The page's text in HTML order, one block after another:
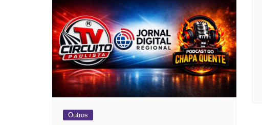
Outros